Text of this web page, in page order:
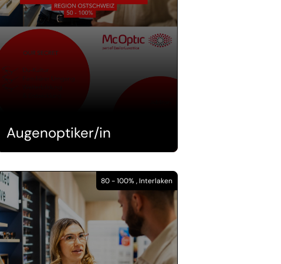
Augenoptiker/in
80 - 100% , Interlaken